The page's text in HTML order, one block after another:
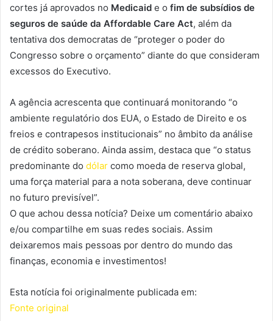
cortes já aprovados no Medicaid e o fim de subsídios de
seguros de saúde da Affordable Care Act, além da
tentativa dos democratas de “proteger o poder do
Congresso sobre o orçamento” diante do que consideram
excessos do Executivo.
A agência acrescenta que continuará monitorando “o
ambiente regulatório dos EUA, o Estado de Direito e os
freios e contrapesos institucionais” no âmbito da análise
de crédito soberano. Ainda assim, destaca que “o status
predominante do dólar como moeda de reserva global,
uma força material para a nota soberana, deve continuar
no futuro previsível”.
O que achou dessa notícia? Deixe um comentário abaixo
e/ou compartilhe em suas redes sociais. Assim
deixaremos mais pessoas por dentro do mundo das
finanças, economia e investimentos!
Esta notícia foi originalmente publicada em:
Fonte original